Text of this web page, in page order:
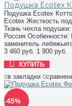
Подушка Ecotex
Подушка Ecotex
Ecotex Жесткость
Ткань чехла
Россия
заменитель
3 460 руб. 1 900 руб.
КУПИТЬ
в закладки
-45%